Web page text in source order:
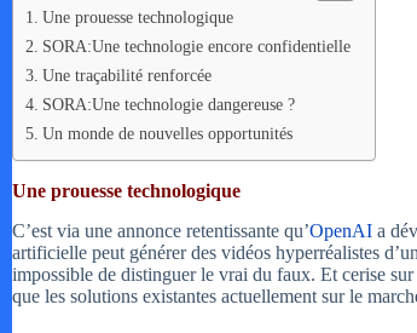
Une prouesse technologique
SORA:Une technologie encore confidentielle
Une traçabilité renforcée
SORA:Une technologie dangereuse ?
Un monde de nouvelles opportunités
Une prouesse technologique
C’est via une annonce retentissante qu’OpenAI a
artificielle peut générer des vidéos hyperréalistes
impossible de distinguer le vrai du faux. Et cerise
que les solutions existantes actuellement sur le